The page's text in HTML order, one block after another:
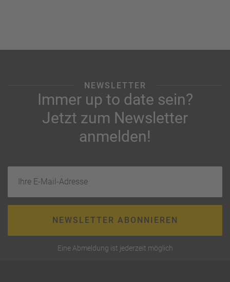
NEWSLETTER
Immer up to date sein?
Jetzt zum Newsletter
anmelden!
NEWSLETTER ABONNIEREN
Eine Abmeldung ist jederzeit möglich